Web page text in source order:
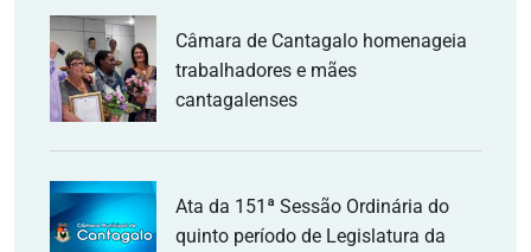
Câmara de Cantagalo homenageia
trabalhadores e mães
cantagalenses
Ata da 151ª Sessão Ordinária do
quinto período de Legislatura da